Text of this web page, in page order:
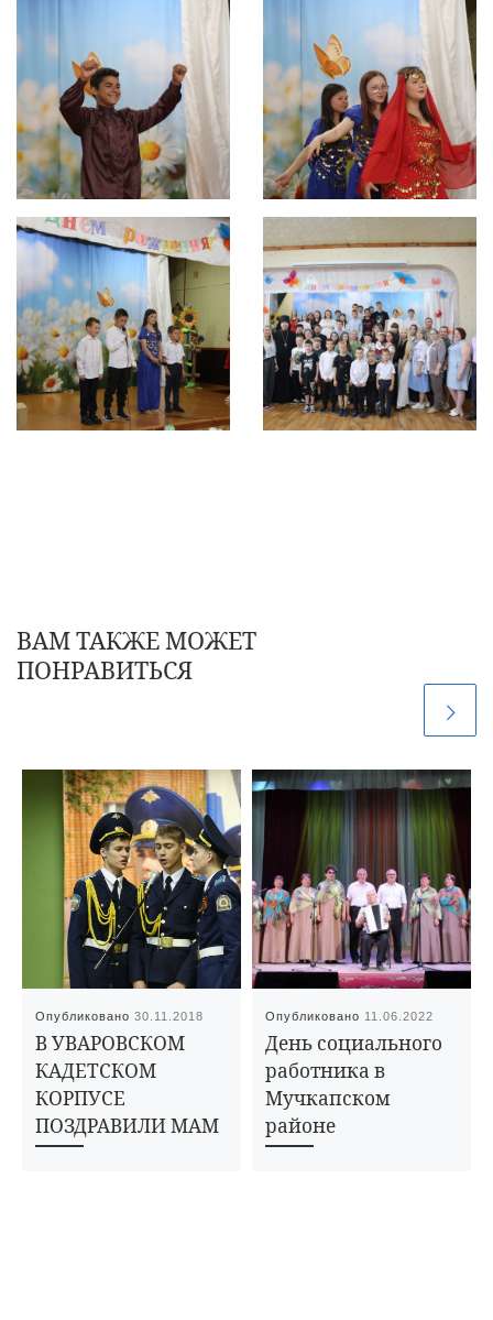
ВАМ ТАКЖЕ МОЖЕТ
ПОНРАВИТЬСЯ
Опубликовано30.11.2018
В УВАРОВСКОМ
КАДЕТСКОМ
КОРПУСЕ
ПОЗДРАВИЛИ МАМ
Опубликовано 11.06.2022
День социального
работника в
Мучкапском
районе